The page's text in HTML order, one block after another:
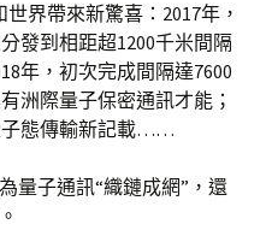
界帶來新驚喜：2017年，
發到相距超1200千米間隔
年，初次完成間隔達7600
洲際量子保密通訊才能；
子態傳輸新記載……
量子通訊“織鏈成網”，還